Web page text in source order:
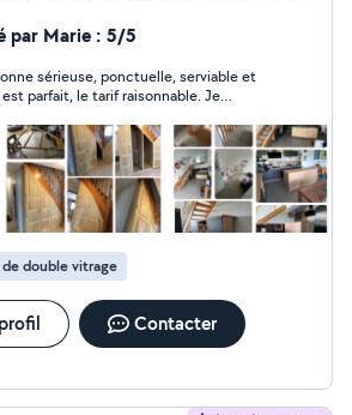
par Marie : 5/5
parfait, le tarif raisonnable. Je
de double vitrage
Contacter